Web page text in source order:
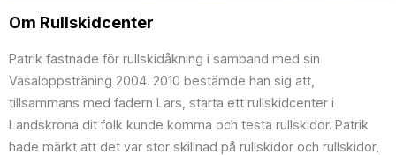
Om Rullskidcenter
Patrik fastnade för rullskidåkning i samband med sin
Vasaloppsträning 2004. 2010 bestämde han sig att,
tillsammans med fadern Lars, starta ett rullskidcenter i
Landskrona dit folk kunde komma och testa rullskidor. Patrik
hade märkt att det var stor skillnad på rullskidor och rullskidor,